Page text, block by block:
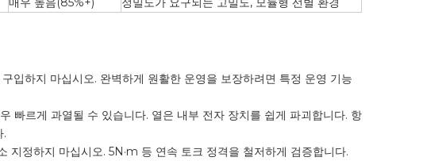
입하지 마십시오. 완벽하게 원활한 운영을 보장하려면 특정 운영 기능
빠르게 과열될 수 있습니다. 열은 내부 전자 장치를 쉽게 파괴합니다. 항
.
정하지 마십시오. 5N·m 등 연속 토크 정격을 철저하게 검증합니다.